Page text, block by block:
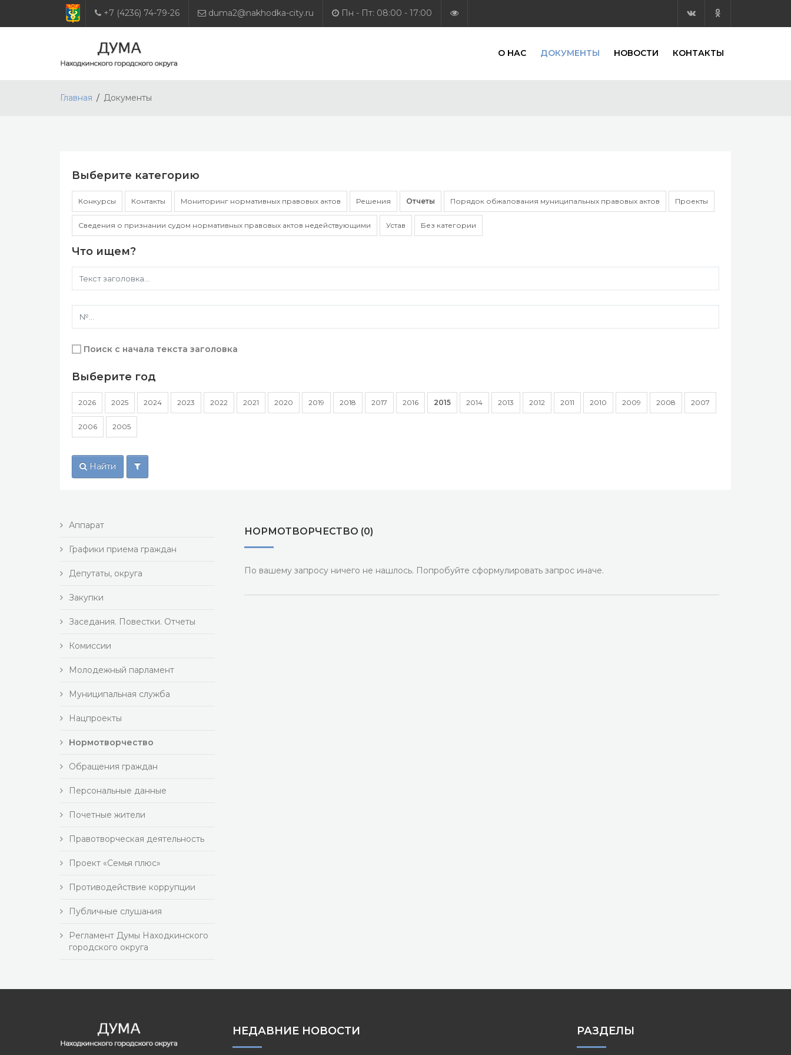
+7 (4236) 74-79-26 duma2@nakhodka-city.ru Пн - Пт: 08:00 - 17:00
О НАС ДОКУМЕНТЫ НОВОСТИ КОНТАКТЫ
Главная Документы
Выберите категорию
Конкурсы Контакты Мониторинг нормативных правовых актов Решения Отчеты Порядок обжалования муниципальных правовых актов Проекты
Сведения о признании судом нормативных правовых актов недействующими Устав Без категории
Что ищем?
Поиск с начала текста заголовка
Выберите год
2026 2025 2024 2023 2022 2021 2020 2019 2018 2017 2016 2015 2014 2013 2012 2011 2010 2009 2008 2007
2006 2005
Найти
Аппарат
Графики приема граждан
Депутаты, округа
Закупки
Заседания. Повестки. Отчеты
Комиссии
Молодежный парламент
Муниципальная служба
Нацпроекты
Нормотворчество
Обращения граждан
Персональные данные
Почетные жители
Правотворческая деятельность
Проект «Семья плюс»
Противодействие коррупции
Публичные слушания
Регламент Думы Находкинского
городского округа
НОРМОТВОРЧЕСТВО (0)
По вашему запросу ничего не нашлось. Попробуйте сформулировать запрос иначе.
НЕДАВНИЕ НОВОСТИ РАЗДЕЛЫ